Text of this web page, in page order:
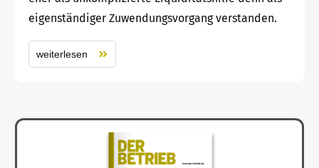
eigenständiger Zuwendungsvorgang verstanden.
weiterlesen